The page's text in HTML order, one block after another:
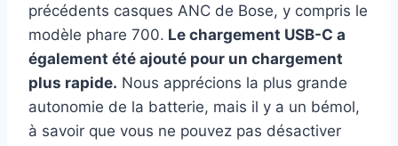
précédents casques ANC de Bose, y compris le
modèle phare 700. Le chargement USB-C a
également été ajouté pour un chargement
plus rapide. Nous apprécions la plus grande
autonomie de la batterie, mais il y a un bémol,
à savoir que vous ne pouvez pas désactiver